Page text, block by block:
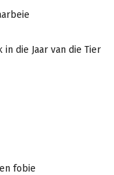
die Jaar van die Tier
fobie